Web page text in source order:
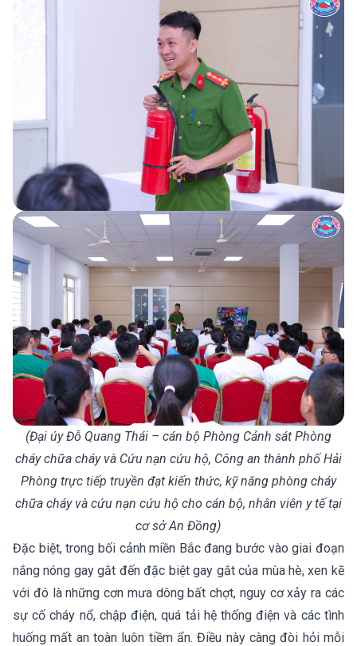
(Đại úy Đỗ Quang Thái – cán bộ Phòng Cảnh sát Phòng
cháy chữa cháy và Cứu nạn cứu hộ, Công an thành phố Hải
Phòng trực tiếp truyền đạt kiến thức, kỹ năng phòng cháy
chữa cháy và cứu nạn cứu hộ cho cán bộ, nhân viên y tế tại
cơ sở An Đồng)
Đặc biệt, trong bối cảnh miền Bắc đang bước vào giai đoạn
nắng nóng gay gắt đến đặc biệt gay gắt của mùa hè, xen kẽ
với đó là những cơn mưa dông bất chợt, nguy cơ xảy ra các
sự cố cháy nổ, chập điện, quá tải hệ thống điện và các tình
huống mất an toàn luôn tiềm ẩn. Điều này càng đòi hỏi mỗi